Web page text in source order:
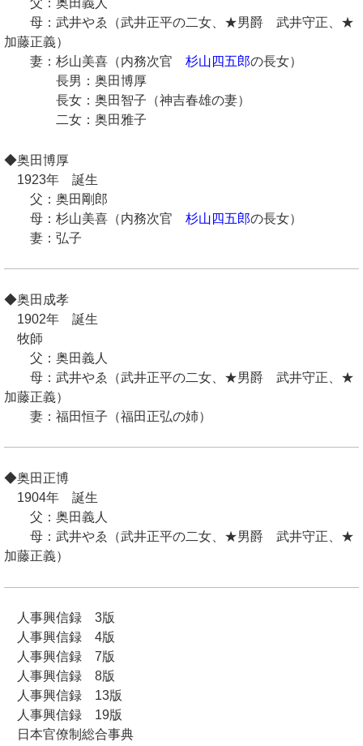
父：奥田義人
母：武井やゑ（武井正平の二女、★男爵 武井守正、★
加藤正義）
妻：杉山美喜（内務次官 杉山四五郎の長女）
長男：奥田博厚
長女：奥田智子（神吉春雄の妻）
二女：奥田雅子
◆奥田博厚
1923年 誕生
父：奥田剛郎
母：杉山美喜（内務次官 杉山四五郎の長女）
妻：弘子
◆奥田成孝
1902年 誕生
牧師
父：奥田義人
母：武井やゑ（武井正平の二女、★男爵 武井守正、★
加藤正義）
妻：福田恒子（福田正弘の姉）
◆奥田正博
1904年 誕生
父：奥田義人
母：武井やゑ（武井正平の二女、★男爵 武井守正、★
加藤正義）
人事興信録 3版
人事興信録 4版
人事興信録 7版
人事興信録 8版
人事興信録 13版
人事興信録 19版
日本官僚制総合事典